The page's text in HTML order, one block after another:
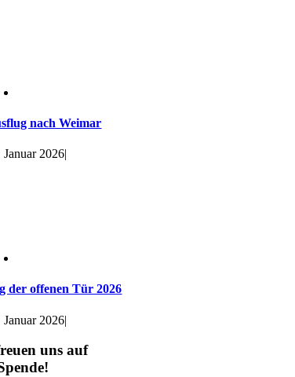
nach Weimar
Januar 2026|
der offenen Tür 2026
Januar 2026|
uns auf